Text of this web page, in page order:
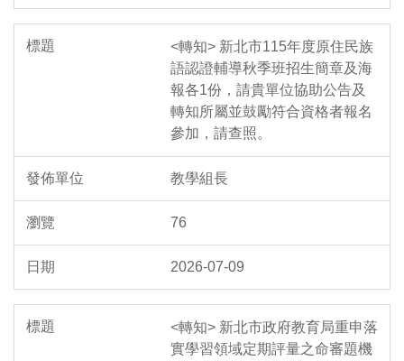
<轉知> 新北市115年度原住民族
語認證輔導秋季班招生簡章及海
報各1份，請貴單位協助公告及
轉知所屬並鼓勵符合資格者報名
參加，請查照。
教學組長
76
2026-07-09
<轉知> 新北市政府教育局重申落
實學習領域定期評量之命審題機